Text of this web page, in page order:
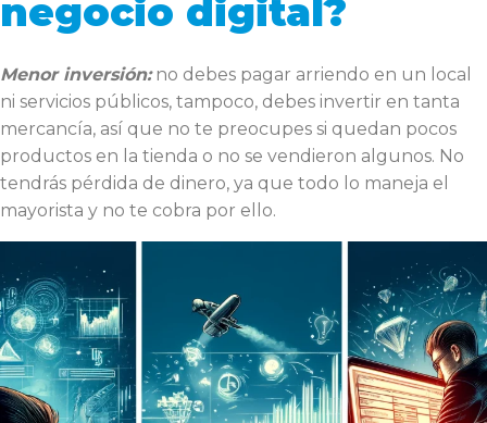
negocio digital?
Menor inversión: no debes pagar arriendo en un local
ni servicios públicos, tampoco, debes invertir en tanta
mercancía, así que no te preocupes si quedan pocos
productos en la tienda o no se vendieron algunos. No
tendrás pérdida de dinero, ya que todo lo maneja el
mayorista y no te cobra por ello.